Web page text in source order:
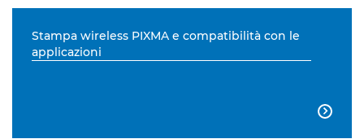
Stampa wireless PIXMA e compatibilità con le
applicazioni
